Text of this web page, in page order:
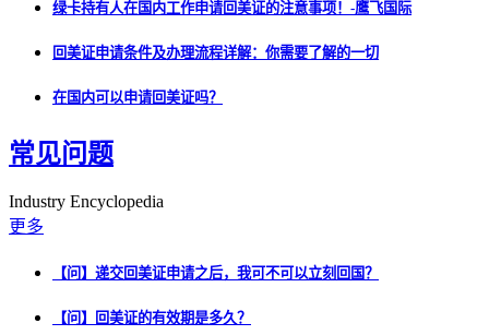
绿卡持有人在国内工作申请回美证的注意事项！-鹰飞国际
回美证申请条件及办理流程详解：你需要了解的一切
在国内可以申请回美证吗？
常见问题
Industry Encyclopedia
更多
【问】递交回美证申请之后，我可不可以立刻回国？
【问】回美证的有效期是多久？